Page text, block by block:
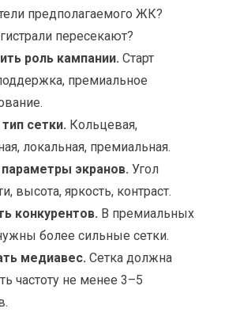
предполагаемого ЖК?
пересекают?
роль кампании. Старт
премиальное
сетки. Кольцевая,
локальная, премиальная.
экранов. Угол
высота, яркость, контраст.
конкурентов. В премиальных
более сильные сетки.
медиавес. Сетка должна
частоту не менее 3–5